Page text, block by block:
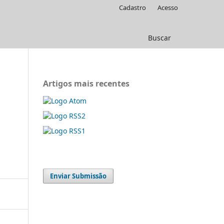
Buscar
Cadastro Acesso
Artigos mais recentes
Enviar Submissão